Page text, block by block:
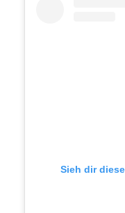
Sieh dir